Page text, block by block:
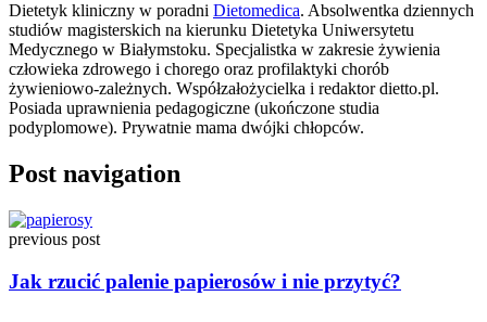
Dietetyk kliniczny w poradni Dietomedica. Absolwentka dziennych
studiów magisterskich na kierunku Dietetyka Uniwersytetu
Medycznego w Białymstoku. Specjalistka w zakresie żywienia
człowieka zdrowego i chorego oraz profilaktyki chorób
żywieniowo-zależnych. Współzałożycielka i redaktor dietto.pl.
Posiada uprawnienia pedagogiczne (ukończone studia
podyplomowe). Prywatnie mama dwójki chłopców.
Post navigation
previous post
Jak rzucić palenie papierosów i nie przytyć?